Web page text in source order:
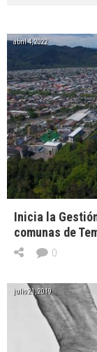
abril 4, 2022
Inicia la
comunas de
0
julio 21, 2019